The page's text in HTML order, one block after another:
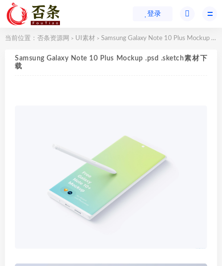
登录
当前位置： 否条资源网 > UI素材 > Samsung Galaxy Note 10 Plus Mockup .psd .sketch素材下载
Samsung Galaxy Note 10 Plus Mockup .psd .sketch素材下
载